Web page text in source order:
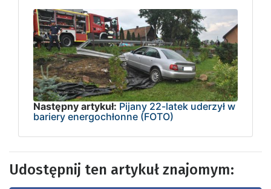
Następny artykuł: Pijany 22-latek uderzył w
bariery energochłonne (FOTO)
Udostępnij ten artykuł znajomym: